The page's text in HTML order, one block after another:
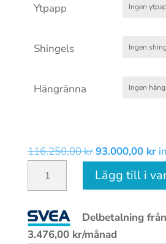
Ytpapp
Shingels
Hängränna
116.250,00krDet
ursprungliga
priset
116.250,00 kr.
93.000,00 kr
m²
mängd
Lägg till i
Delbetalning från
3.476,00 kr/månad